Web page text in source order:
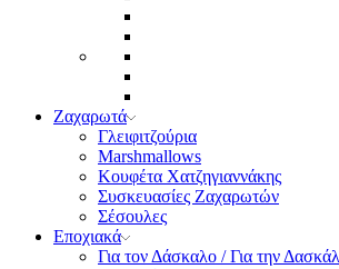
Ζαχαρωτά
Γλειφιτζούρια
Marshmallows
Κουφέτα Χατζηγιαννάκης
Συσκευασίες Ζαχαρωτών
Σέσουλες
Εποχιακά
Για τον Δάσκαλο / Για την